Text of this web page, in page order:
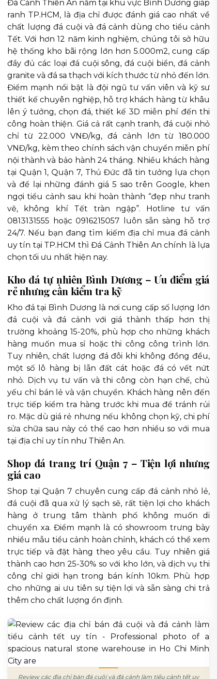
Đá Cảnh Thiên An nằm tại khu vực Bình Dương giáp
ranh TP.HCM, là địa chỉ được đánh giá cao nhất về
chất lượng đá cuội và đá cảnh dùng cho tiểu cảnh
Tết. Với hơn 12 năm kinh nghiệm, chúng tôi sở hữu
hệ thống kho bãi rộng lớn hơn 5.000m2, cung cấp
đầy đủ các loại đá cuội sông, đá cuội biển, đá cảnh
granite và đá sa thạch với kích thước từ nhỏ đến lớn.
Điểm mạnh nổi bật là đội ngũ tư vấn viên và kỹ sư
thiết kế chuyên nghiệp, hỗ trợ khách hàng từ khâu
lên ý tưởng, chọn đá, thiết kế 3D miễn phí đến thi
công hoàn thiện. Giá cả rất cạnh tranh, đá cuội nhỏ
chỉ từ 22.000 VNĐ/kg, đá cảnh lớn từ 180.000
VNĐ/kg, kèm theo chính sách vận chuyển miễn phí
nội thành và bảo hành 24 tháng. Nhiều khách hàng
tại Quận 1, Quận 7, Thủ Đức đã tin tưởng lựa chọn
và để lại những đánh giá 5 sao trên Google, khen
ngợi tiểu cảnh sau khi hoàn thành “đẹp như tranh
vẽ, không khí Tết tràn ngập”. Hotline tư vấn
0813131555 hoặc 0916215057 luôn sẵn sàng hỗ trợ
24/7. Nếu bạn đang tìm kiếm địa chỉ mua đá cảnh
uy tín tại TP.HCM thì Đá Cảnh Thiên An chính là lựa
chọn tối ưu nhất hiện nay.
Kho đá tự nhiên Bình Dương – Ưu điểm giá
rẻ nhưng cần kiểm tra kỹ
Kho đá tại Bình Dương là nơi cung cấp số lượng lớn
đá cuội và đá cảnh với giá thành thấp hơn thị
trường khoảng 15-20%, phù hợp cho những khách
hàng muốn mua sỉ hoặc thi công công trình lớn.
Tuy nhiên, chất lượng đá đôi khi không đồng đều,
một số lô hàng bị lẫn đất cát hoặc đá có vết nứt
nhỏ. Dịch vụ tư vấn và thi công còn hạn chế, chủ
yếu chỉ bán lẻ và vận chuyển. Khách hàng nên đến
trực tiếp kiểm tra hàng trước khi mua để tránh rủi
ro. Mặc dù giá rẻ nhưng nếu không chọn kỹ, chi phí
sửa chữa sau này có thể cao hơn nhiều so với mua
tại địa chỉ uy tín như Thiên An.
Shop đá trang trí Quận 7 – Tiện lợi nhưng
giá cao
Shop tại Quận 7 chuyên cung cấp đá cảnh nhỏ lẻ,
đá cuội đã qua xử lý sạch sẽ, rất tiện lợi cho khách
hàng ở trung tâm thành phố không muốn di
chuyển xa. Điểm mạnh là có showroom trưng bày
nhiều mẫu tiểu cảnh hoàn chỉnh, khách có thể xem
trực tiếp và đặt hàng theo yêu cầu. Tuy nhiên giá
thành cao hơn 25-30% so với kho lớn, và dịch vụ thi
công chỉ giới hạn trong bán kính 10km. Phù hợp
cho những ai ưu tiên sự tiện lợi và sẵn sàng chi trả
thêm cho chất lượng ổn định.
Review các địa chỉ bán đá cuội và đá cảnh làm tiểu cảnh tết uy